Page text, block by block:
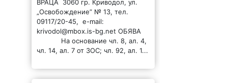
„Освобождение” № 13, тел.
09117/20-45, e-mail:
krivodol@mbox.is-bg.net ОБЯВА
На основание чл. 8, ал. 4,
чл. 14, ал. 7 от ЗОС; чл. 92, ал. 1...